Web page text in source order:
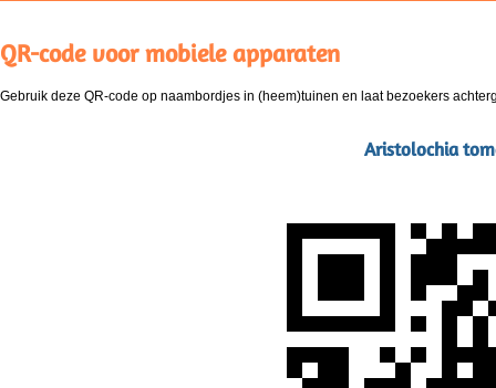
QR-code voor mobiele apparaten
Gebruik deze QR-code op naambordjes in (heem)tuinen en laat bezoekers
Aristolochia